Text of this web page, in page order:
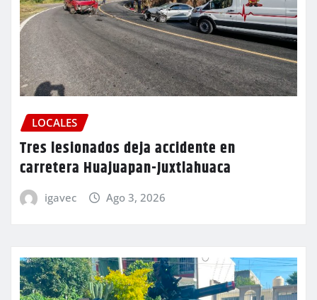
LOCALES
Tres lesionados deja accidente en
carretera Huajuapan-Juxtlahuaca
igavec Ago 3, 2026